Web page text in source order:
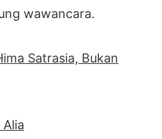
wawancara.
Satrasia, Bukan